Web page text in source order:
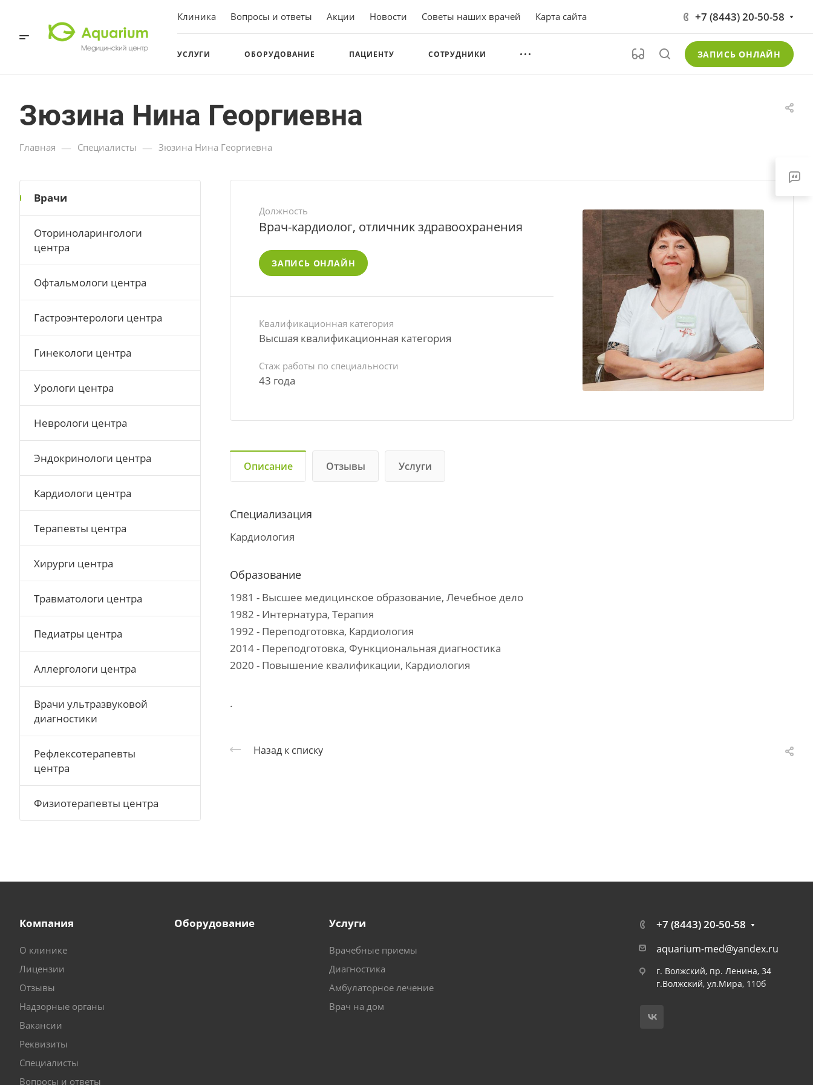
Клиника Вопросы и ответы Акции Новости Советы наших врачей Карта сайта +7 (8443) 20-50-58
УСЛУГИ ОБОРУДОВАНИЕ ПАЦИЕНТУ СОТРУДНИКИ ЗАПИСЬ ОНЛАЙН
Зюзина Нина Георгиевна
Главная — Специалисты — Зюзина Нина Георгиевна
Должность
Врач-кардиолог, отличник здравоохранения
ЗАПИСЬ ОНЛАЙН
Квалификационная категория
Высшая квалификационная категория
Стаж работы по специальности
43 года
Описание Отзывы Услуги
Специализация
Кардиология
Образование
1981 - Высшее медицинское образование, Лечебное дело
1982 - Интернатура, Терапия
1992 - Переподготовка, Кардиология
2014 - Переподготовка, Функциональная диагностика
2020 - Повышение квалификации, Кардиология
.
Назад к списку
Врачи
Оториноларингологи
центра
Офтальмологи центра
Гастроэнтерологи центра
Гинекологи центра
Урологи центра
Неврологи центра
Эндокринологи центра
Кардиологи центра
Терапевты центра
Хирурги центра
Травматологи центра
Педиатры центра
Аллергологи центра
Врачи ультразвуковой
диагностики
Рефлексотерапевты
центра
Физиотерапевты центра
Компания
О клинике
Лицензии
Отзывы
Надзорные органы
Вакансии
Реквизиты
Специалисты
Вопросы и ответы
Оборудование Услуги
Врачебные приемы
Диагностика
Амбулаторное лечение
Врач на дом
+7 (8443) 20-50-58
aquarium-med@yandex.ru
г. Волжский, пр. Ленина, 34
г.Волжский, ул.Мира, 110б